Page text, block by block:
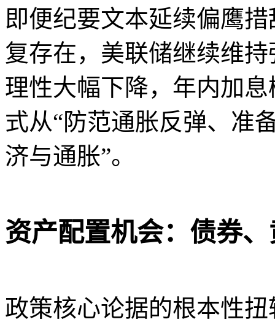
即便纪要文本延续偏鹰
复存在，美联储继续维
理性大幅下降，年内加
式从“防范通胀反弹、准
济与通胀”。
资产配置机会：债券
政策核心论据的根本性